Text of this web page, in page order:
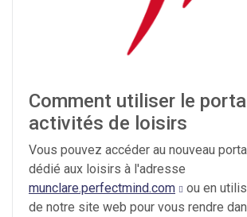
Comment utiliser le
activités de loisirs
Vous pouvez accéder au nouveau
dédié aux loisirs à l'adresse
munclare.perfectmind.com
ou en
de notre site web pour vous rendre